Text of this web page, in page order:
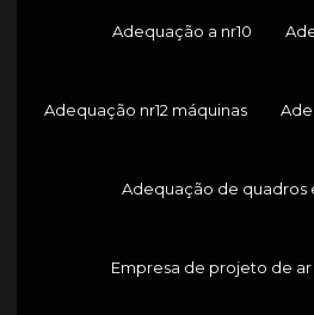
Adequação a nr10
Adequação nr12 máquinas
Adequação de quadros
Empresa de projeto de